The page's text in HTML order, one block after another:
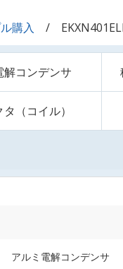
購入
解コンデンサ
（コイル）
アルミ電解コンデンサ